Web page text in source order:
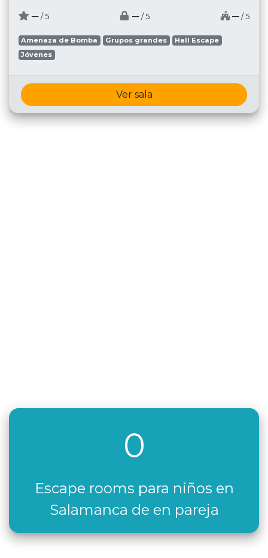
─ / 5 ─ / 5 ─ / 5
Amenaza de Bomba Grupos grandes
Hall Escape
Jóvenes
Ver sala
0
Escape rooms para niños en
Salamanca de en pareja